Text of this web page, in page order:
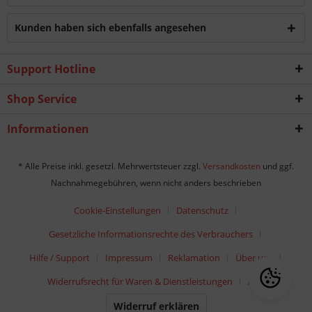
Kunden haben sich ebenfalls angesehen
Support Hotline
Shop Service
Informationen
* Alle Preise inkl. gesetzl. Mehrwertsteuer zzgl. Versandkosten und ggf.
Nachnahmegebühren, wenn nicht anders beschrieben
Cookie-Einstellungen
Datenschutz
Gesetzliche Informationsrechte des Verbrauchers
Hilfe / Support
Impressum Reklamation
Über uns
Widerrufsrecht für Waren & Dienstleistungen
AGB
Widerruf erklären